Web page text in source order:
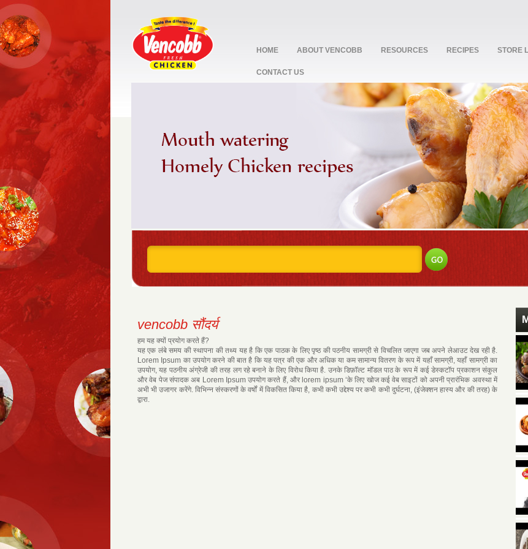
HOME ABOUT VENCOBB RESOURCES RECIPES STORE
CONTACT US
2
vencobb सौंदर्य
हम यह क्यों प्रयोग करते हैं?
यह एक लंबे समय की स्थापना की तथ्य यह है कि एक पाठक के लिए पृष्ठ की पठनीय सामग्री से विचलित जाएगा जब अपने लेआउट देख रही है.
Lorem Ipsum का उपयोग करने की बात है कि यह पत्र की एक और अधिक या कम सामान्य वितरण के रूप में यहाँ सामग्री, यहाँ सामग्री का
उपयोग, यह पठनीय अंग्रेजी की तरह लग रहे बनाने के लिए विरोध किया है. उनके डिफ़ॉल्ट मॉडल पाठ के रूप में कई डेस्कटॉप प्रकाशन संकुल
और वेब पेज संपादक अब Lorem Ipsum उपयोग करते हैं, और lorem ipsum ‘के लिए खोज कई वेब साइटों को अपनी प्रारंभिक अवस्था में
अभी भी उजागर करेंगे. विभिन्न संस्करणों के वर्षों में विकसित किया है, कभी कभी उद्देश्य पर कभी कभी दुर्घटना, (इंजेक्शन हास्य और की तरह) के
द्वारा.